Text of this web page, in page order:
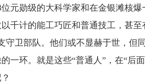
元勋级的大科学家和在金银滩核
千计的能工巧匠和普通技工，甚
守卫部队。他们或不显赫于世，但
一环。就是这些“普通人”，在“后